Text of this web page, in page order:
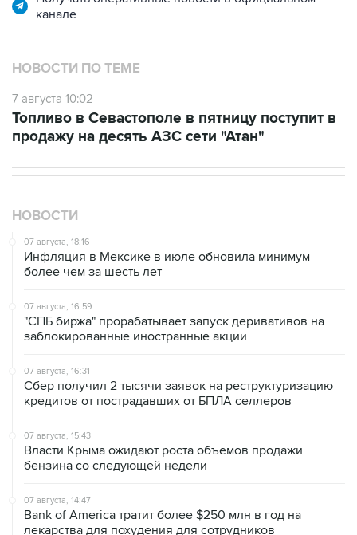
канале
НОВОСТИ ПО ТЕМЕ
7 августа 10:02
Топливо в Севастополе в пятницу поступит в
продажу на десять АЗС сети "Атан"
НОВОСТИ
07 августа, 18:16
Инфляция в Мексике в июле обновила минимум
более чем за шесть лет
07 августа, 16:59
"СПБ биржа" прорабатывает запуск деривативов на
заблокированные иностранные акции
07 августа, 16:31
Сбер получил 2 тысячи заявок на реструктуризацию
кредитов от пострадавших от БПЛА селлеров
07 августа, 15:43
Власти Крыма ожидают роста объемов продажи
бензина со следующей недели
07 августа, 14:47
Bank of America тратит более $250 млн в год на
лекарства для похудения для сотрудников